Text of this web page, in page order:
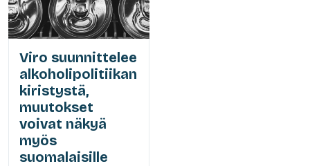
Viro suunnittelee
alkoholipolitiikan
kiristystä,
muutokset
voivat näkyä
myös
suomalaisille